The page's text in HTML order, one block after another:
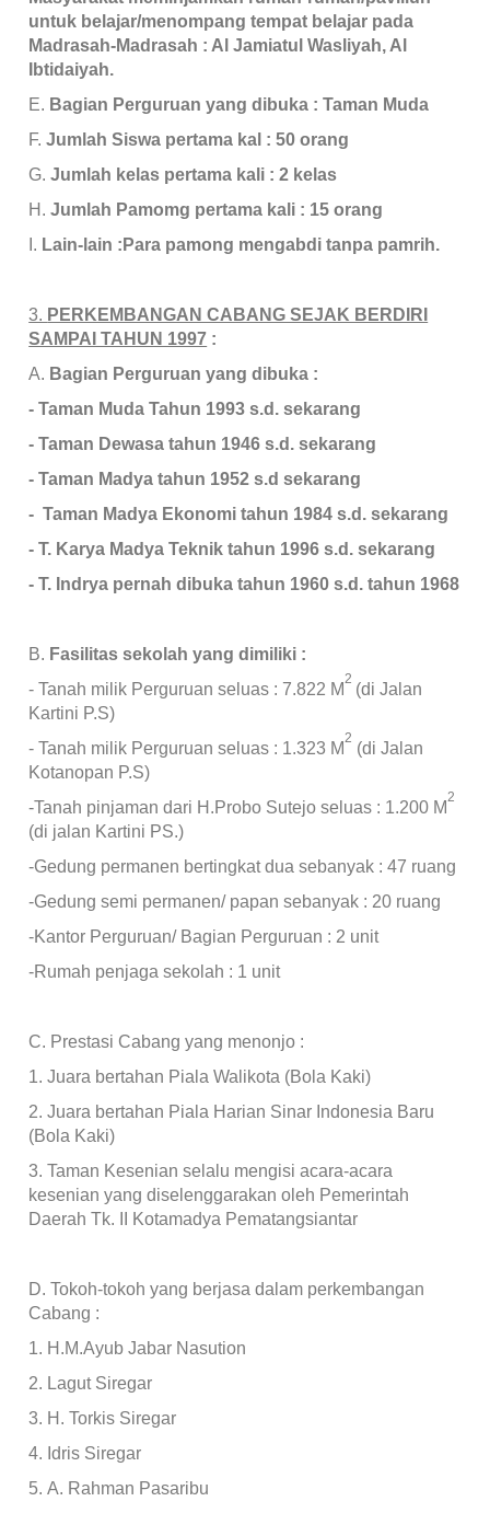
untuk belajar/menompang tempat belajar pada
Madrasah-Madrasah : Al Jamiatul Wasliyah, Al
Ibtidaiyah.
E. Bagian Perguruan yang dibuka : Taman Muda
F.Jumlah Siswa pertama kal : 50 orang
G.Jumlah kelas pertama kali : 2 kelas
H.Jumlah Pamomg pertama kali : 15 orang
I. Lain-lain :Para pamong mengabdi tanpa pamrih.
3. PERKEMBANGAN CABANG SEJAK BERDIRI
SAMPAI TAHUN 1997 :
A. Bagian Perguruan yang dibuka :
- Taman Muda Tahun 1993 s.d. sekarang
- Taman Dewasa tahun 1946 s.d. sekarang
- Taman Madya tahun 1952 s.d sekarang
- Taman Madya Ekonomi tahun 1984 s.d. sekarang
- T. Karya Madya Teknik tahun 1996 s.d. sekarang
- T. Indrya pernah dibuka tahun 1960 s.d. tahun 1968
B. Fasilitas sekolah yang dimiliki :
- Tanah milik Perguruan seluas : 7.822 M
2
(di Jalan
Kartini P.S)
- Tanah milik Perguruan seluas : 1.323 M
2
(di Jalan
Kotanopan P.S)
-Tanah pinjaman dari H.Probo Sutejo seluas : 1.200 M
2
(di jalan Kartini PS.)
-Gedung permanen bertingkat dua sebanyak : 47 ruang
-Gedung semi permanen/ papan sebanyak : 20 ruang
-Kantor Perguruan/ Bagian Perguruan : 2 unit
-Rumah penjaga sekolah : 1 unit
C. Prestasi Cabang yang menonjo :
1.Juara bertahan Piala Walikota (Bola Kaki)
2.Juara bertahan Piala Harian Sinar Indonesia Baru
(Bola Kaki)
3.Taman Kesenian selalu mengisi acara-acara
kesenian yang diselenggarakan oleh Pemerintah
Daerah Tk. II Kotamadya Pematangsiantar
D.Tokoh-tokoh yang berjasa dalam perkembangan
Cabang :
1. H.M.Ayub Jabar Nasution
2. Lagut Siregar
3. H. Torkis Siregar
4. Idris Siregar
5.A. Rahman Pasaribu